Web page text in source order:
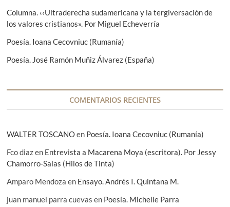
n
t
r
d
Columna. ‹‹Ultraderecha sudamericana y la tergiversación de
los valores cristianos». Por Miguel Echeverría
Poesía. Ioana Cecovniuc (Rumanía)
Poesía. José Ramón Muñiz Álvarez (España)
COMENTARIOS RECIENTES
WALTER TOSCANOen Poesía. Ioana Cecovniuc (Rumanía)
Fco diazen Entrevista a Macarena Moya (escritora). Por Jessy
Chamorro-Salas (Hilos de Tinta)
Amparo Mendoza en Ensayo. Andrés I. Quintana M.
juan manuel parra cuevas en Poesía. Michelle Parra